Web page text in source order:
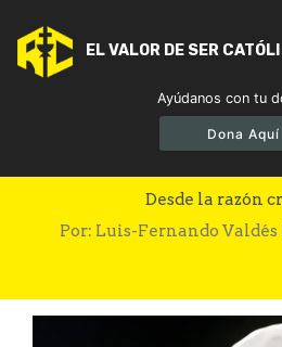
EL VALOR DE SER
Ayúdanos con tu
Dona Aquí
Francisco: el mundo
Desde la razón
Por: Luis-Fernando Valdés